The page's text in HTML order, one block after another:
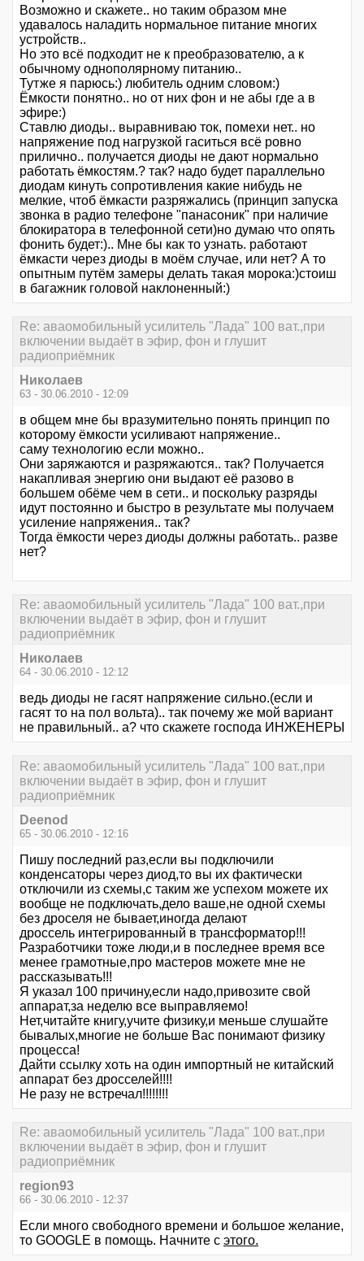
Возможно и скажете.. но таким образом мне
удавалось наладить нормальное питание многих
устройств..
Но это всё подходит не к преобразователю, а к
обычному однополярному питанию..
Тутже я парюсь:) любитель одним словом:)
Ёмкости понятно.. но от них фон и не абы где а в
эфире:)
Ставлю диоды.. выравниваю ток, помехи нет.. но
напряжение под нагрузкой гаситься всё ровно
прилично.. получается диоды не дают нормально
работать ёмкостям.? так? надо будет параллельно
диодам кинуть сопротивления какие нибудь не
мелкие, чтоб ёмкасти разряжались (принцип запуска
звонка в радио телефоне "панасоник" при наличие
блокиратора в телефонной сети)но думаю что опять
фонить будет:).. Мне бы как то узнать. работают
ёмкасти через диоды в моём случае, или нет? А то
опытным путём замеры делать такая морока:)стоиш
в багажник головой наклоненный:)
Re: аваомобильный усилитель "Лада" 100 ват.,при
включении выдаёт в эфир, фон и глушит
радиоприёмник
Николаев
63 - 30.06.2010 - 12:09
в общем мне бы вразумительно понять принцип по
которому ёмкости усиливают напряжение..
саму технологию если можно..
Они заряжаются и разряжаются.. так? Получается
накапливая энергию они выдают её разово в
большем обёме чем в сети.. и поскольку разряды
идут постоянно и быстро в результате мы получаем
усиление напряжения.. так?
Тогда ёмкости через диоды должны работать.. разве
нет?
Re: аваомобильный усилитель "Лада" 100 ват.,при
включении выдаёт в эфир, фон и глушит
радиоприёмник
Николаев
64 - 30.06.2010 - 12:12
ведь диоды не гасят напряжение сильно.(если и
гасят то на пол вольта).. так почему же мой вариант
не правильный.. а? что скажете господа ИНЖЕНЕРЫ
Re: аваомобильный усилитель "Лада" 100 ват.,при
включении выдаёт в эфир, фон и глушит
радиоприёмник
Deenod
65 - 30.06.2010 - 12:16
Пишу последний раз,если вы подключили
конденсаторы через диод,то вы их фактически
отключили из схемы,с таким же успехом можете их
вообще не подключать,дело ваше,не одной схемы
без дроселя не бывает,иногда делают
дроссель интегрированный в трансформатор!!!
Разработчики тоже люди,и в последнее время все
менее грамотные,про мастеров можете мне не
рассказывать!!!
Я указал 100 причину,если надо,привозите свой
аппарат,за неделю все выправляемо!
Нет,читайте книгу,учите физику,и меньше слушайте
бывалых,многие не больше Вас понимают физику
процесса!
Дайти ссылку хоть на один импортный не китайский
аппарат без дросселей!!!!
Не разу не встречал!!!!!!!!
Re: аваомобильный усилитель "Лада" 100 ват.,при
включении выдаёт в эфир, фон и глушит
радиоприёмник
region93
66 - 30.06.2010 - 12:37
Если много свободного времени и большое желание,
то GOOGLE в помощь. Начните с этого.